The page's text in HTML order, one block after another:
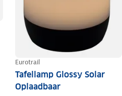
Eurotrail
Tafellamp Glossy Solar
Oplaadbaar